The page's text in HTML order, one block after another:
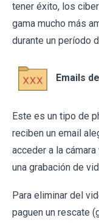
tener éxito, los
gama mucho más
durante un período
Emails
Este es un tipo de
reciben un email
acceder a la
una grabación de
Para eliminar del
paguen un rescate